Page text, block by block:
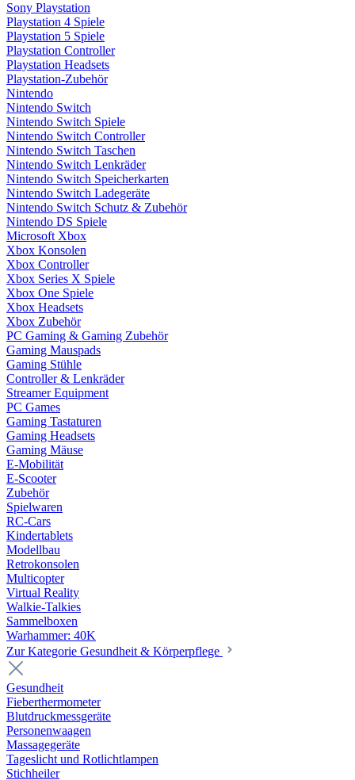
Sony Playstation
Playstation 4 Spiele
Playstation 5 Spiele
Playstation Controller
Playstation Headsets
Playstation-Zubehör
Nintendo
Nintendo Switch
Nintendo Switch Spiele
Nintendo Switch Controller
Nintendo Switch Taschen
Nintendo Switch Lenkräder
Nintendo Switch Speicherkarten
Nintendo Switch Ladegeräte
Nintendo Switch Schutz & Zubehör
Nintendo DS Spiele
Microsoft Xbox
Xbox Konsolen
Xbox Controller
Xbox Series X Spiele
Xbox One Spiele
Xbox Headsets
Xbox Zubehör
PC Gaming & Gaming Zubehör
Gaming Mauspads
Gaming Stühle
Controller & Lenkräder
Streamer Equipment
PC Games
Gaming Tastaturen
Gaming Headsets
Gaming Mäuse
E-Mobilität
E-Scooter
Zubehör
Spielwaren
RC-Cars
Kindertablets
Modellbau
Retrokonsolen
Multicopter
Virtual Reality
Walkie-Talkies
Sammelboxen
Warhammer: 40K
Zur Kategorie Gesundheit & Körperpflege
Gesundheit
Fieberthermometer
Blutdruckmessgeräte
Personenwaagen
Massagegeräte
Tageslicht und Rotlichtlampen
Stichheiler